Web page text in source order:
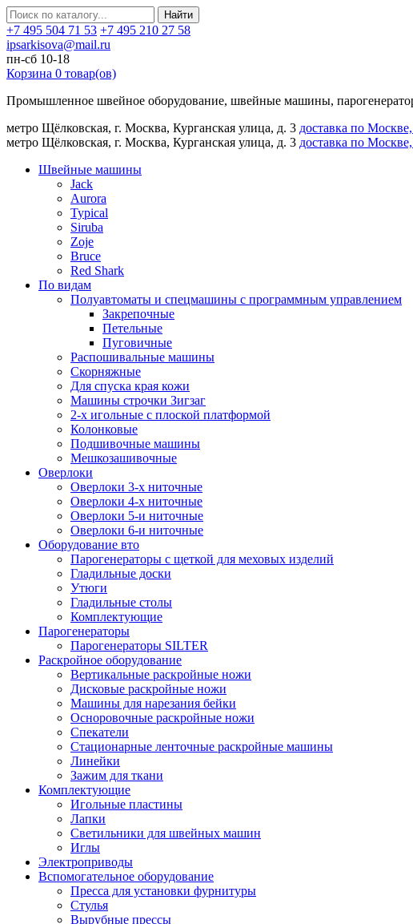
Найти
+7 495 504 71 53 +7 495 210 27 58
ipsarkisova@mail.ru
пн-сб 10-18
Корзина 0 товар(ов)
Промышленное швейное оборудование, швейные машины,
метро Щёлковская, г. Москва, Курганская улица, д. 3 доставка по
метро Щёлковская, г. Москва, Курганская улица, д. 3 доставка по
Швейные машины
Jack
Aurora
Typical
Siruba
Zoje
Bruce
Red Shark
По видам
Полуавтоматы и спецмашины с программным управлением
Закрепочные
Петельные
Пуговичные
Распошивальные машины
Скорняжные
Для спуска края кожи
Машины строчки Зигзаг
2-х игольные с плоской платформой
Колонковые
Подшивочные машины
Мешкозашивочные
Оверлоки
Оверлоки 3-х ниточные
Оверлоки 4-х ниточные
Оверлоки 5-и ниточные
Оверлоки 6-и ниточные
Оборудование вто
Парогенераторы с щеткой для меховых изделий
Гладильные доски
Утюги
Гладильные столы
Комплектующие
Парогенераторы
Парогенераторы SILTER
Раскройное оборудование
Вертикальные раскройные ножи
Дисковые раскройные ножи
Машины для нарезания бейки
Осноровочные раскройные ножи
Спекатели
Стационарные ленточные раскройные машины
Линейки
Зажим для ткани
Комплектующие
Игольные пластины
Лапки
Светильники для швейных машин
Иглы
Электроприводы
Вспомогательное оборудование
Пресса для установки фурнитуры
Стулья
Вырубные прессы